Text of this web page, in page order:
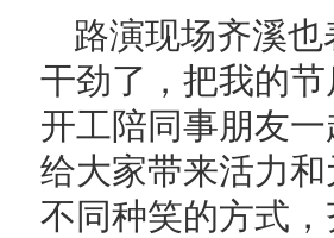
路演现场齐溪
干劲了，把我的
开工陪同事朋友
给大家带来活力
不同种笑的方式